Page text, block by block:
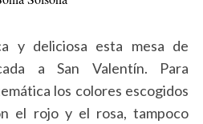
y deliciosa esta mesa de
a San Valentín. Para
los colores escogidos
el rojo y el rosa, tampoco